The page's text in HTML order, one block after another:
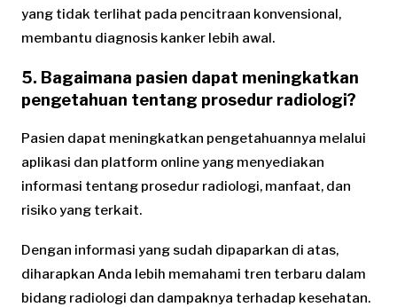
yang tidak terlihat pada pencitraan konvensional,
membantu diagnosis kanker lebih awal.
5. Bagaimana pasien dapat meningkatkan
pengetahuan tentang prosedur radiologi?
Pasien dapat meningkatkan pengetahuannya melalui
aplikasi dan platform online yang menyediakan
informasi tentang prosedur radiologi, manfaat, dan
risiko yang terkait.
Dengan informasi yang sudah dipaparkan di atas,
diharapkan Anda lebih memahami tren terbaru dalam
bidang radiologi dan dampaknya terhadap kesehatan.